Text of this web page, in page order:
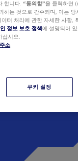
합니다. “동의함”을 클릭하면
하는 것으로 간주되며, 이는
터 처리에 관한 자세한 사항,
정보 보호 정책에 설명되어
시오.
소
쿠키 설정